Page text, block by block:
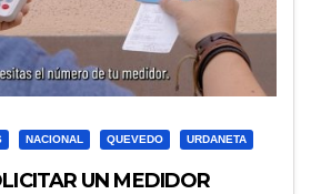
NACIONAL QUEVEDO URDANETA
UN MEDIDOR